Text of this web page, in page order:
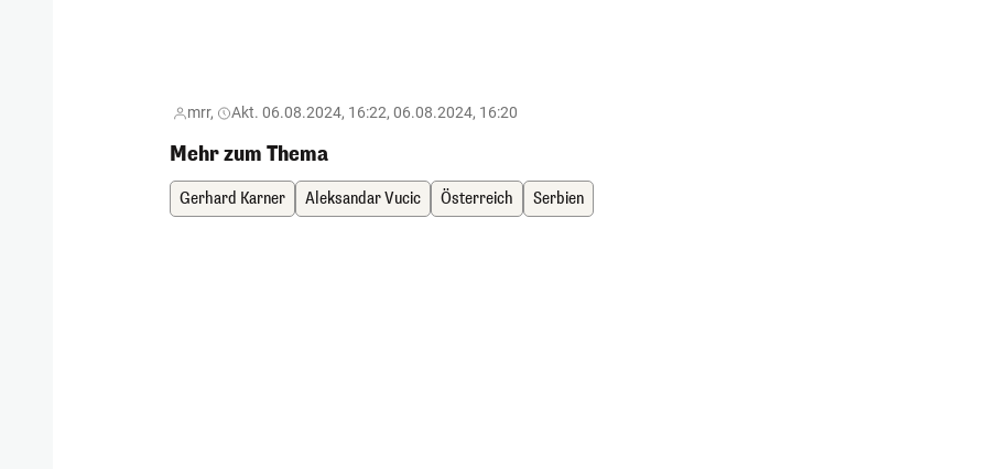
mrr, Akt. 06.08.2024, 16:22, 06.08.2024, 16:20
Mehr zum Thema
Gerhard Karner Aleksandar Vucic Österreich Serbien